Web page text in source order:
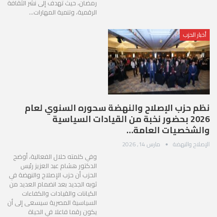
رمضان، حيث تهدف إلى نشر الثقافة
الرقمية، وتنمية المهارات…
أخبار الحزب
نظم حزب الإصلاح والنهضة سحوره السنوي لعام
2026 بحضور نخبة من القيادات السياسية
والشخصيات العامة…
الإصلاح والنهضة مارس 14, 2026
وفي كلمته خلال الفعالية، أوضح
الدكتور هشام عبد العزيز رئيس
الحزب أن حزب الإصلاح والنهضة في
ثوبه الجديد بعد انضمام العديد من
الكيانات والقيادات والكفاءات
السياسية المصرية سيسعى إلى أن
يكون رقما فاعلا في الحياة